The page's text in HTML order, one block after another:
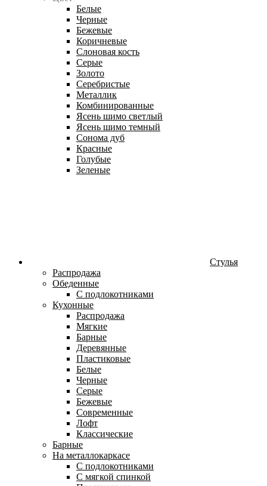
Белые
Черные
Бежевые
Коричневые
Слоновая кость
Серые
Золото
Серебристые
Металлик
Комбинированные
Ясень шимо светлый
Ясень шимо темный
Сонома дуб
Красные
Голубые
Зеленые
Стулья
Распродажа
Обеденные
С подлокотниками
Кухонные
Распродажа
Мягкие
Барные
Деревянные
Пластиковые
Белые
Черные
Серые
Бежевые
Современные
Лофт
Классические
Барные
На металлокаркасе
С подлокотниками
С мягкой спинкой